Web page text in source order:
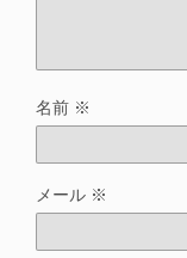
名前 ※
メール ※